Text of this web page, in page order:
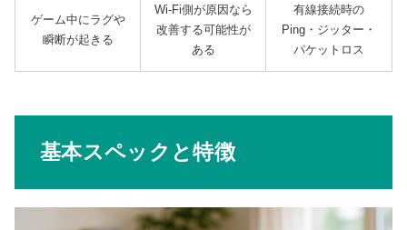
ゲーム中にラグや
瞬断が起きる
Wi-Fi側が原因なら
改善する可能性が
ある
有線接続時の
Ping・ジッター・
パケットロス
基本スペックと特徴